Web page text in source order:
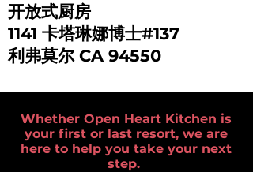
开放式厨房
1141 卡塔琳娜博士#137
利弗莫尔 CA 94550
Whether Open Heart Kitchen is
your first or last resort, we are
here to help you take your next
step.